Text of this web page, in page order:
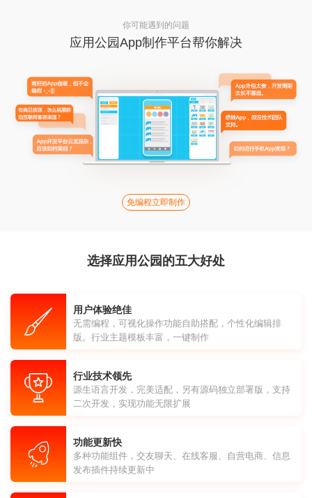
你可能遇到的问题
应用公园App制作平台帮你解决
免编程立即制作
选择应用公园的五大好处
用户体验绝佳
无需编程，可视化操作功能自助搭配，个性化编辑排
版。行业主题模板丰富，一键制作
行业技术领先
源生语言开发，完美适配，另有源码独立部署版，支持
二次开发，实现功能无限扩展
功能更新快
多种功能组件，交友聊天、在线客服、自营电商、信息
发布插件持续更新中